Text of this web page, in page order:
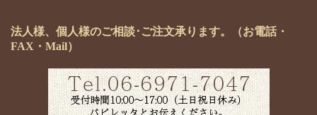
法人様、個人様のご相談･ご注文承ります。（お電話・
FAX・Mail）